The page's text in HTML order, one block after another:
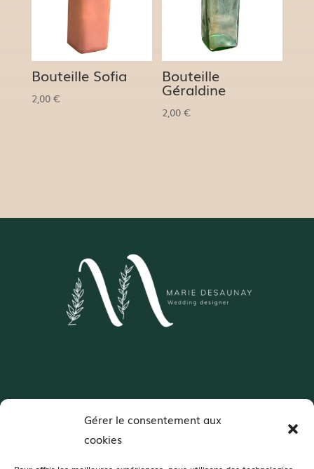
Gérer le consentement aux
cookies
Bouteille Sofia
2,00 €
Bouteille
Géraldine
2,00€
Décoratrice de mariages spécialisée en